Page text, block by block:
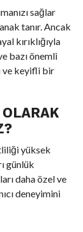
sağlar
tanır. Ancak
kırıklığıyla
bazı önemli
ve keyifli bir
yüksek
günlük
daha özel ve
deneyimini